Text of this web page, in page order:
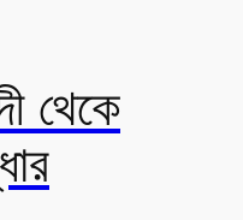
থেকে